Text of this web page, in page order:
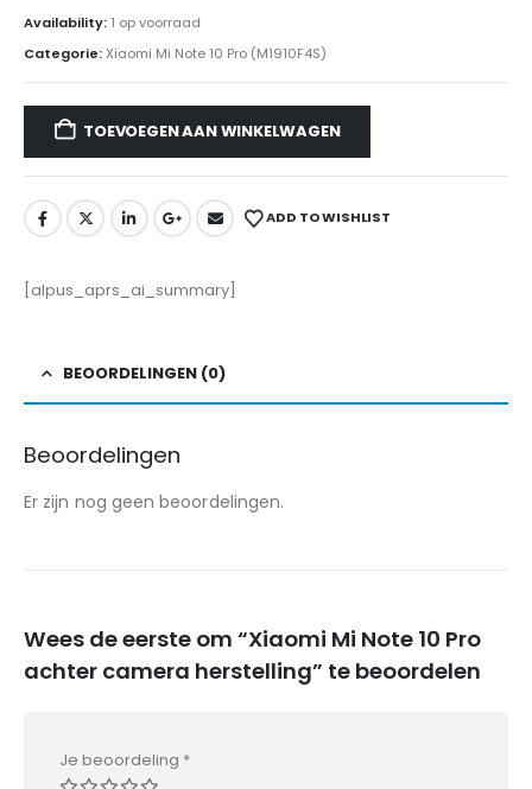
Availability: 1 op voorraad
Categorie:Xiaomi Mi Note 10 Pro (M1910F4S)
TOEVOEGEN AAN WINKELWAGEN
ADD TO WISHLIST
[alpus_aprs_ai_summary]
BEOORDELINGEN (0)
Beoordelingen
Er zijn nog geen beoordelingen.
Wees de eerste om “Xiaomi Mi Note 10 Pro
achter camera herstelling” te beoordelen
Je beoordeling *